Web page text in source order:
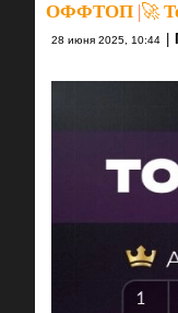
ОФФТОП 🚀
28 июня 2025, 10:44